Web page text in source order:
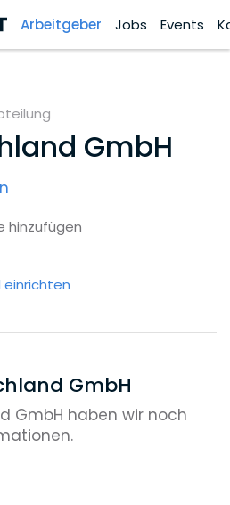
Arbeitgeber Jobs Events
GmbH
hinzufügen
einrichten
GmbH
GmbH haben wir noch